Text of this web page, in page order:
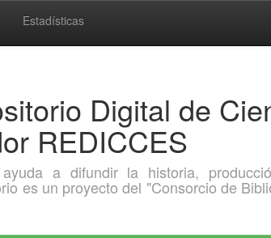
Estadísticas
Digital de
REDICCES
a difundir la historia,
es un proyecto del "Consorcio de